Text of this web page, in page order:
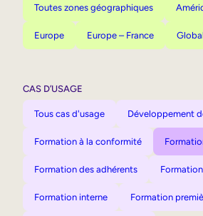
Toutes zones géographiques
Europe Europe – France Global
CAS D’USAGE
Tous cas d'usage Développement
Formation à la conformité
Formation des adhérents
Formation interne Formation